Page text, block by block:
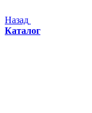
Назад
Каталог